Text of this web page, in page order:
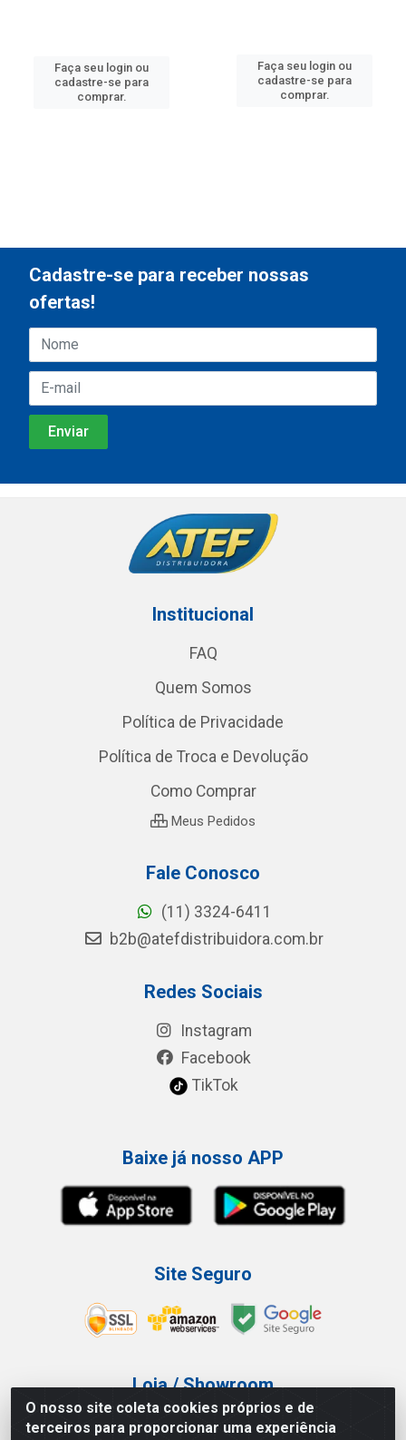
Faça seu login ou
cadastre-se para
comprar.
Faça seu login ou
cadastre-se para
comprar.
O nosso site coleta cookies próprios e de
terceiros para proporcionar uma experiência
Cadastre-se para receber nossas
ofertas!
Institucional
FAQ
Quem Somos
Política de Privacidade
Política de Troca e Devolução
Como Comprar
Meus Pedidos
Fale Conosco
(11) 3324-6411
b2b@atefdistribuidora.com.br
Redes Sociais
Instagram
Facebook
TikTok
Baixe já nosso APP
Site Seguro
Loja / Showroom
Tel.: (11) 3227-0546